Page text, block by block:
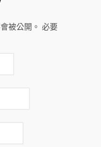
被公開。 必要